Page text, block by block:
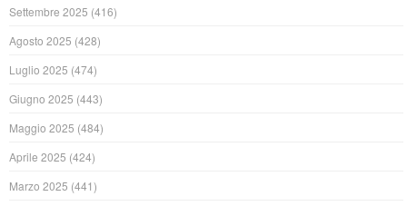
Settembre 2025 (416)
Agosto 2025 (428)
Luglio 2025 (474)
Giugno 2025 (443)
Maggio 2025 (484)
Aprile 2025 (424)
Marzo 2025 (441)